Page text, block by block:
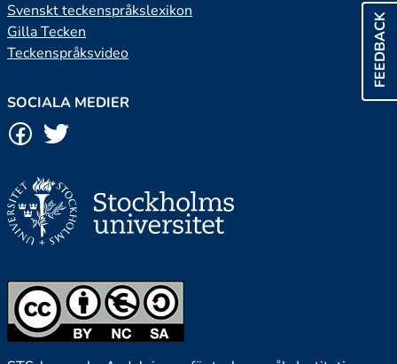
FEEDBACK
Svenskt teckenspråkslexikon
Gilla Tecken
Teckenspråksvideo
SOCIALA MEDIER